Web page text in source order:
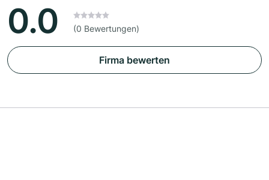
0.0 (0 Bewertungen)
Firma bewerten